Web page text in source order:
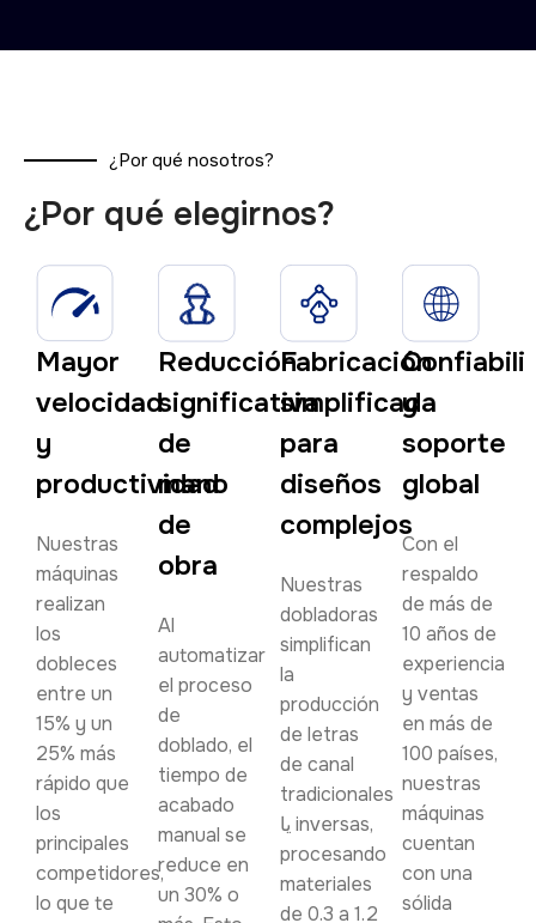
¿Por qué nosotros?
¿Por qué elegirnos?
Mayor
velocidad
y
productividad
Nuestras
máquinas
realizan
los
dobleces
entre un
15% y un
25% más
rápido que
los
principales
competidores,
lo que te
Reducción
significativa
de
mano
de
obra
Al
automatizar
el proceso
de
doblado, el
tiempo de
acabado
manual se
reduce en
un 30% o
Fabricación
simplificada
para
diseños
complejos
Nuestras
dobladoras
simplifican
la
producción
de letras
de canal
tradicionales
یا inversas,
procesando
materiales
de 0.3 a 1.2
y
soporte
global
Con el
respaldo
de más de
10 años de
experiencia
y ventas
en más de
100 países,
nuestras
máquinas
cuentan
con una
sólida